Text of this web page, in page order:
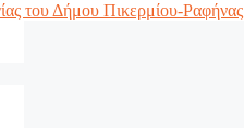
του Δήμου Πικερμίου-Ραφήνας